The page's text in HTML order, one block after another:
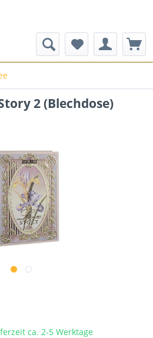
2 (Blechdose)
ca. 2-5 Werktage